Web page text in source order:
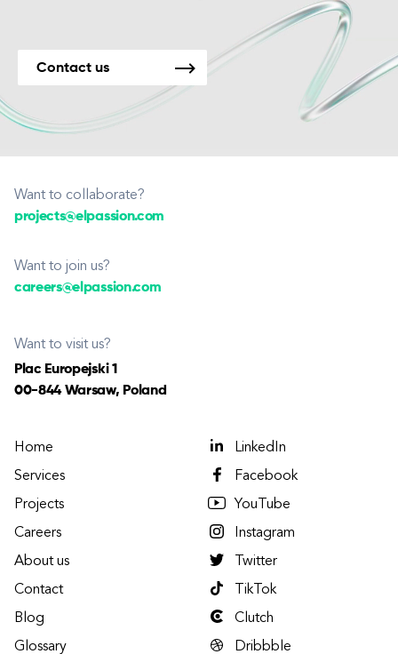
Contact us
Want to collaborate?
projects@elpassion.com
Want to join us?
careers@elpassion.com
Want to visit us?
Plac Europejski 1
00-844 Warsaw, Poland
Home
Services
Projects
Careers
About us
Contact
Blog
Glossary
LinkedIn
Facebook
YouTube
Instagram
Twitter
TikTok
Clutch
Dribbble